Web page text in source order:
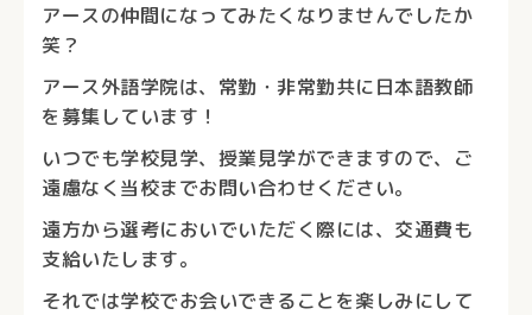
アースの仲間になってみたくなりませんでしたか
笑？
アース外語学院は、常勤・非常勤共に日本語教師
を募集しています！
いつでも学校見学、授業見学ができますので、ご
遠慮なく当校までお問い合わせください。
遠方から選考においでいただく際には、交通費も
支給いたします。
それでは学校でお会いできることを楽しみにして